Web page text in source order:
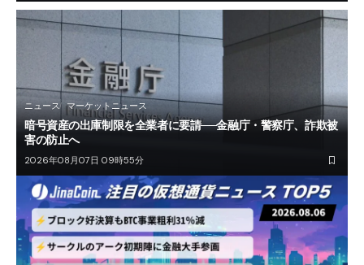
ニュース マーケットニュース
暗号資産の出庫制限を全業者に要請──金融庁・警察庁、詐欺被
害の防止へ
2026年08月07日 09時55分